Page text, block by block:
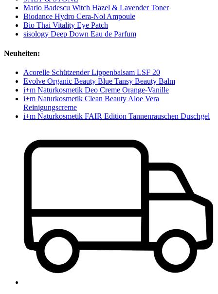
Mario Badescu Witch Hazel & Lavender Toner
Biodance Hydro Cera-Nol Ampoule
Bio Thai Vitality Eye Patch
sisology Deep Down Eau de Parfum
Neuheiten:
Acorelle Schützender Lippenbalsam LSF 20
Evolve Organic Beauty Blue Tansy Beauty Balm
i+m Naturkosmetik Deo Creme Orange-Vanille
i+m Naturkosmetik Clean Beauty Aloe Vera
Reinigungscreme
i+m Naturkosmetik FAIR Edition Tannenrauschen Duschgel